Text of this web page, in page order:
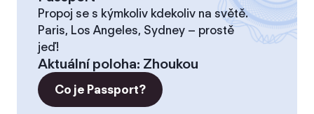
Propoj se s kýmkoliv kdekoliv na světě.
Paris, Los Angeles, Sydney – prostě
jeď!
Aktuální poloha: Zhoukou
Co je Passport?